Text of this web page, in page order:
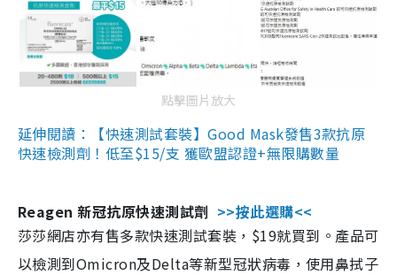
點擊圖片放大
延伸閱讀：【快速測試套裝】Good Mask發售3款抗原
快速檢測劑！低至$15/支 獲歐盟認證+無限購數量
Reagen 新冠抗原快速測試劑 >>按此選購<<
莎莎網店亦有售多款快速測試套裝，$19就買到。產品可
以檢測到Omicron及Delta等新型冠狀病毒，使用鼻拭子